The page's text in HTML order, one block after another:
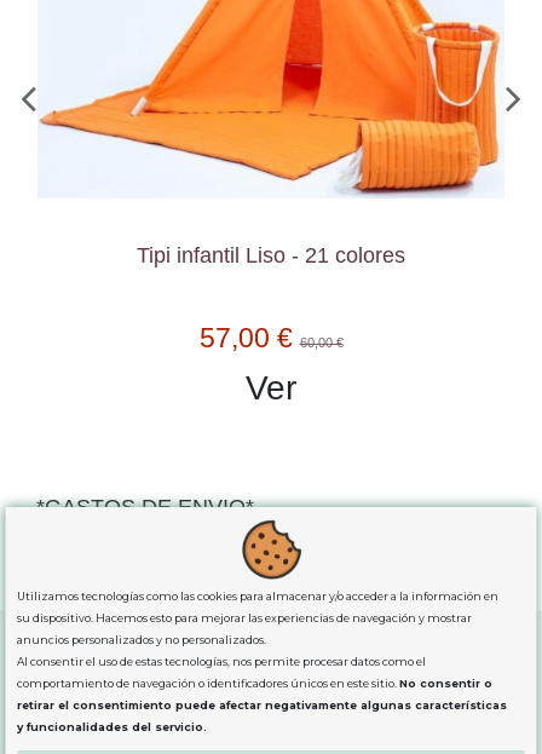
Tipi infantil Liso - 21 colores
57,00 €60,00 €
Ver
*GASTOS DE ENVIO*
para comprassuperiores a 80€
exclusiva para la peninsula.
SOBRE NOSOTROS
Utilizamos tecnologías como las cookies para almacenar y/o acceder a la información en
su dispositivo. Hacemos esto para mejorar las experiencias de navegación y mostrar
anuncios personalizados y no personalizados.
Al consentir el uso de estas tecnologías, nos permite procesar datos como el
comportamiento de navegación o identificadores únicos en este sitio.No consentir o
retirar el consentimiento puede afectar negativamente algunas características
y funcionalidades del servicio.